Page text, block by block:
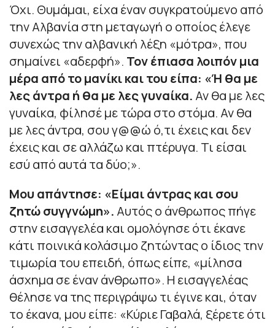
Όχι. Θυμάμαι, είχα έναν συγκρατούμενο από
την Αλβανία στη μεταγωγή ο οποίος έλεγε
συνεχώς την αλβανική λέξη «μότρα», που
σημαίνει «αδερφή». Τον έπιασα λοιπόν μια
μέρα από το μανίκι και του είπα: «Ή θα με
λες άντρα ή θα με λες γυναίκα. Αν θα με λες
γυναίκα, φίλησέ με τώρα στο στόμα. Αν θα
με λες άντρα, σου γ@@ώ ό,τι έχεις και δεν
έχεις και σε αλλάζω και πτέρυγα. Τι είσαι
εσύ από αυτά τα δύο;».
Μου απάντησε: «Είμαι άντρας και σου
ζητώ συγγνώμη». Αυτός ο άνθρωπος πήγε
στην εισαγγελέα και ομολόγησε ότι έκανε
κάτι ποινικά κολάσιμο ζητώντας ο ίδιος την
τιμωρία του επειδή, όπως είπε, «μίλησα
άσχημα σε έναν άνθρωπο». Η εισαγγελέας
θέλησε να της περιγράψω τι έγινε και, όταν
το έκανα, μου είπε: «Κύριε Γαβαλά, ξέρετε ότι